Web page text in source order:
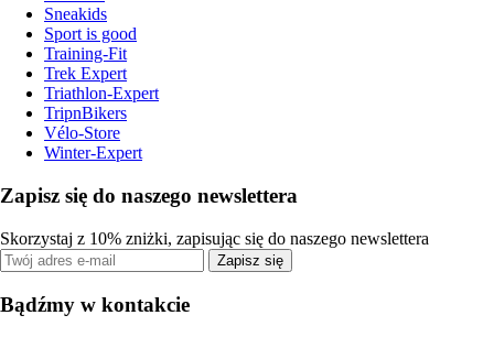
Sneakids
Sport is good
Training-Fit
Trek Expert
Triathlon-Expert
TripnBikers
Vélo-Store
Winter-Expert
Zapisz się do naszego newslettera
Skorzystaj z 10% zniżki, zapisując się do naszego newslettera
Zapisz się
Bądźmy w kontakcie